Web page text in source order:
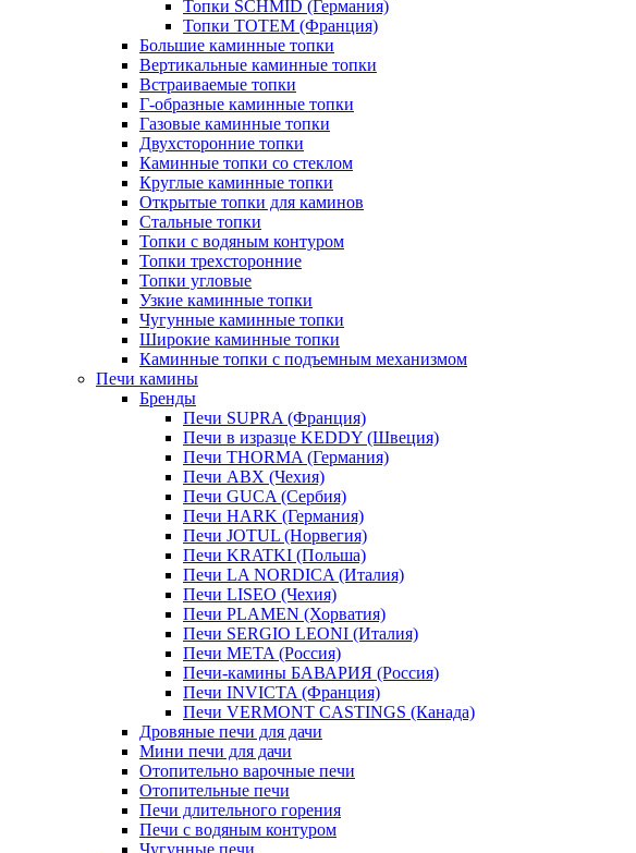
Топки SCHMID (Германия)
Топки TOTEM (Франция)
Большие каминные топки
Вертикальные каминные топки
Встраиваемые топки
Г-образные каминные топки
Газовые каминные топки
Двухсторонние топки
Каминные топки со стеклом
Круглые каминные топки
Открытые топки для каминов
Стальные топки
Топки с водяным контуром
Топки трехсторонние
Топки угловые
Узкие каминные топки
Чугунные каминные топки
Широкие каминные топки
Каминные топки с подъемным механизмом
Печи камины
Бренды
Печи SUPRA (Франция)
Печи в изразце KEDDY (Швеция)
Печи THORMA (Германия)
Печи ABX (Чехия)
Печи GUCA (Сербия)
Печи HARK (Германия)
Печи JOTUL (Норвегия)
Печи KRATKI (Польша)
Печи LA NORDICA (Италия)
Печи LISEO (Чехия)
Печи PLAMEN (Хорватия)
Печи SERGIO LEONI (Италия)
Печи META (Россия)
Печи-камины БАВАРИЯ (Россия)
Печи INVICTA (Франция)
Печи VERMONT CASTINGS (Канада)
Дровяные печи для дачи
Мини печи для дачи
Отопительно варочные печи
Отопительные печи
Печи длительного горения
Печи с водяным контуром
Чугунные печи